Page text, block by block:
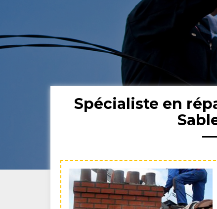
Spécialiste en